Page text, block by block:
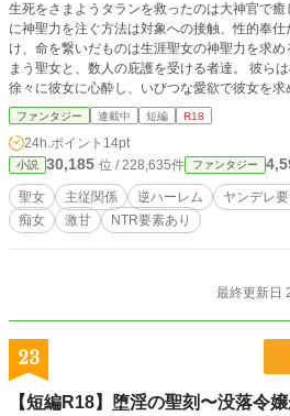
生死をさまようタランを救ったのは大神官で
に神聖力を注ぐ方法は対象への接触、性的奉
け、命を繋いだものは生涯聖女の神聖力を求
まう聖女と、数人の庇護を受ける者達。 彼ら
徐々に彼女に心酔し、いびつな愛欲で彼女を
く。 ■第一章 騎士と聖女…女攻め、攻守逆転 ■第二章 慈愛の夜…男攻め、
甘々 ■第三章 歪んだ愛…男攻め、拘束、3P
分からせ、調教、お仕置き、服従、甘々 ■第
め、攻守逆転、男潮吹き、甘々 ■第六章 冷然
七章 病膏肓…3Ｐ、BL、ショタ、二穴 ■第八
男、鬼畜、言葉責め、3P ■第九章 唯々諾々…
矢理、M男、絶倫、男潮吹き ■第十章 掌中の
す。 ・好みの章がありましたら、いいねやコ
参考になります。 ・章は抜かしてもお楽しみ
能性が高いので、こちらへの投稿は控えます。 ●登場人物 ・サディアス・カフ
リー 大神官、癒しの聖女で白宮の主 20歳過ぎ
悲深く、実は天真爛漫 ・タラン 元王国の騎士 後数年で30歳 短髪で褐色肌の筋
肉質な大男 思いやりがあり、まとも ・ロウエル 元貴族 サディアスと同じ年頃
長めの明るい茶髪で切れ長の目。背は高く色
ファンタジー 連載中 短編 R18
24h.ポイント 14pt
小説 30,185 位 / 228,635件 ファンタジー
聖女 主従関係 逆ハーレム ヤンデレ
痴女
激甘 NTR要素あり
最終更新日
23
【短編R18】堕淫の聖刻〜没落令